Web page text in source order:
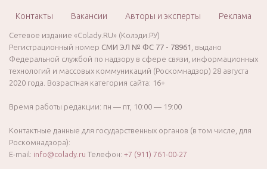
Контакты Вакансии Авторы и эксперты Реклама
Сетевое издание «Colady.RU» (Колэди.РУ)
Регистрационный номер СМИ ЭЛ № ФС 77 - 78961
, выдано
Федеральной службой по надзору в сфере связи, информационных
технологий и массовых коммуникаций (Роскомнадзор) 28 августа
2020 года. Возрастная категория сайта: 16+
Время работы редакции: пн — пт, 10:00 — 19:00
Контактные данные для государственных органов (в том числе, для
Роскомнадзора):
E-mail: info@colady.ru Телефон: +7 (911) 761-00-27